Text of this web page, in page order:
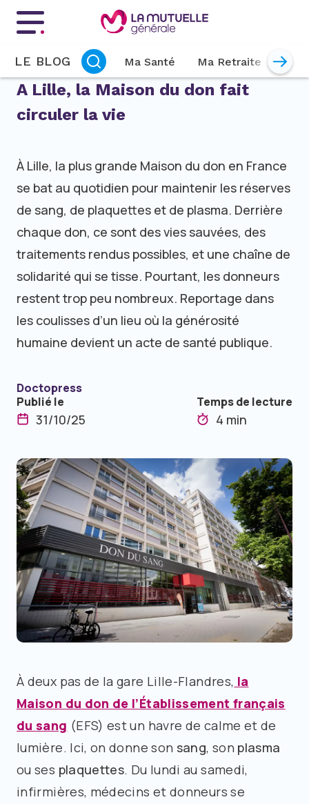
Menu principal
LE BLOG Ma Santé Ma Retraite
A Lille, la Maison du don fait
circuler la vie
À Lille, la plus grande Maison du don en France
se bat au quotidien pour maintenir les réserves
de sang, de plaquettes et de plasma. Derrière
chaque don, ce sont des vies sauvées, des
traitements rendus possibles, et une chaîne de
solidarité qui se tisse. Pourtant, les donneurs
restent trop peu nombreux. Reportage dans
les coulisses d’un lieu où la générosité
humaine devient un acte de santé publique.
Doctopress
Publié le
31/10/25
Temps de lecture
4 min
À deux pas de la gare Lille-Flandres, la
Maison du don de l’Établissement français
du sang (EFS) est un havre de calme et de
lumière. Ici, on donne son sang, son plasma
ou ses plaquettes. Du lundi au samedi,
infirmières, médecins et donneurs se